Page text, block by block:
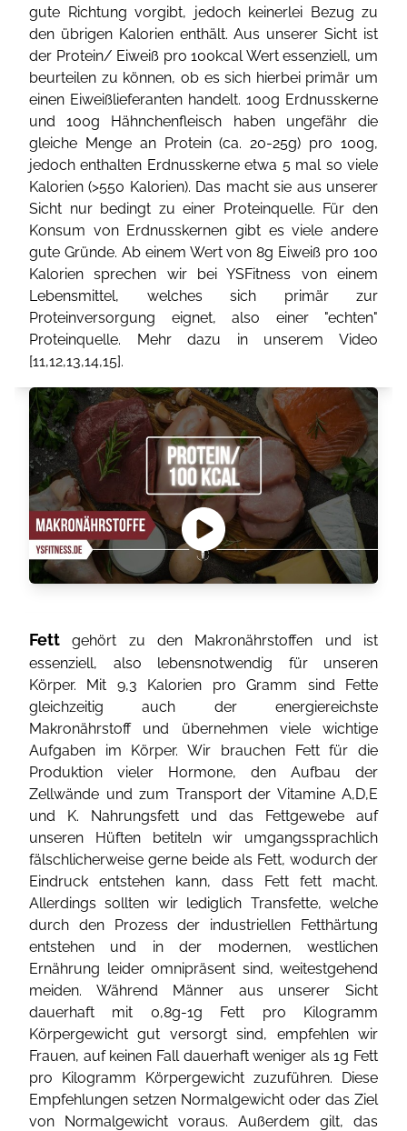
gute Richtung vorgibt, jedoch keinerlei Bezug zu
den übrigen Kalorien enthält. Aus unserer Sicht ist
der Protein/ Eiweiß pro 100kcal Wert essenziell, um
beurteilen zu können, ob es sich hierbei primär um
einen Eiweißlieferanten handelt. 100g Erdnusskerne
und 100g Hähnchenfleisch haben ungefähr die
gleiche Menge an Protein (ca. 20-25g) pro 100g,
jedoch enthalten Erdnusskerne etwa 5 mal so viele
Kalorien (>550 Kalorien). Das macht sie aus unserer
Sicht nur bedingt zu einer Proteinquelle. Für den
Konsum von Erdnusskernen gibt es viele andere
gute Gründe. Ab einem Wert von 8g Eiweiß pro 100
Kalorien sprechen wir bei YSFitness von einem
Lebensmittel, welches sich primär zur
Proteinversorgung eignet, also einer "echten"
Proteinquelle. Mehr dazu in unserem Video
[11,12,13,14,15].
Fett gehört zu den Makronährstoffen und ist
essenziell, also lebensnotwendig für unseren
Körper. Mit 9,3 Kalorien pro Gramm sind Fette
gleichzeitig auch der energiereichste
Makronährstoff und übernehmen viele wichtige
Aufgaben im Körper. Wir brauchen Fett für die
Produktion vieler Hormone, den Aufbau der
Zellwände und zum Transport der Vitamine A,D,E
und K. Nahrungsfett und das Fettgewebe auf
unseren Hüften betiteln wir umgangssprachlich
fälschlicherweise gerne beide als Fett, wodurch der
Eindruck entstehen kann, dass Fett fett macht.
Allerdings sollten wir lediglich Transfette, welche
durch den Prozess der industriellen Fetthärtung
entstehen und in der modernen, westlichen
Ernährung leider omnipräsent sind, weitestgehend
meiden. Während Männer aus unserer Sicht
dauerhaft mit 0,8g-1g Fett pro Kilogramm
Körpergewicht gut versorgt sind, empfehlen wir
Frauen, auf keinen Fall dauerhaft weniger als 1g Fett
pro Kilogramm Körpergewicht zuzuführen. Diese
Empfehlungen setzen Normalgewicht oder das Ziel
von Normalgewicht voraus. Außerdem gilt, das